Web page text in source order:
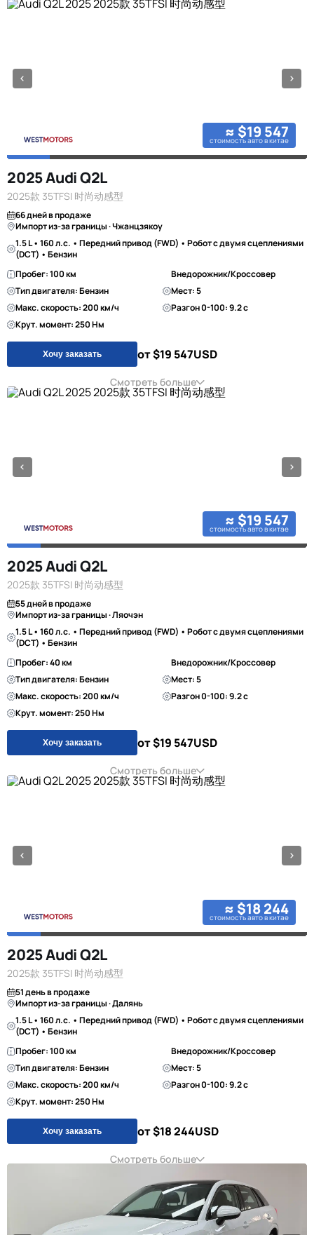
≈ $19 547
стоимость авто в китае
2025 Audi Q2L
2025款 35TFSI 时尚动感型
66 дней в продаже
Импорт из-за границы · Чжанцзякоу
1.5 L • 160 л.с. • Передний привод (FWD) • Робот с двумя сцеплениями
(DCT) • Бензин
Пробег: 100 км
Внедорожник/Кроссовер
Тип двигателя: Бензин
Мест: 5
Макс. скорость: 200 км/ч
Разгон 0-100: 9.2 с
Крут. момент: 250 Нм
Хочу заказать от $19 547USD
Смотреть больше
≈ $19 547
стоимость авто в китае
2025 Audi Q2L
2025款 35TFSI 时尚动感型
55 дней в продаже
Импорт из-за границы · Ляочэн
1.5 L • 160 л.с. • Передний привод (FWD) • Робот с двумя сцеплениями
(DCT) • Бензин
Пробег: 40 км
Внедорожник/Кроссовер
Тип двигателя: Бензин
Мест: 5
Макс. скорость: 200 км/ч
Разгон 0-100: 9.2 с
Крут. момент: 250 Нм
Хочу заказать от $19 547USD
Смотреть больше
≈ $18 244
стоимость авто в китае
2025 Audi Q2L
2025款 35TFSI 时尚动感型
51 день в продаже
Импорт из-за границы · Далянь
1.5 L • 160 л.с. • Передний привод (FWD) • Робот с двумя сцеплениями
(DCT) • Бензин
Пробег: 100 км
Внедорожник/Кроссовер
Тип двигателя: Бензин
Мест: 5
Макс. скорость: 200 км/ч
Разгон 0-100: 9.2 с
Крут. момент: 250 Нм
Хочу заказать от $18 244USD
Смотреть больше